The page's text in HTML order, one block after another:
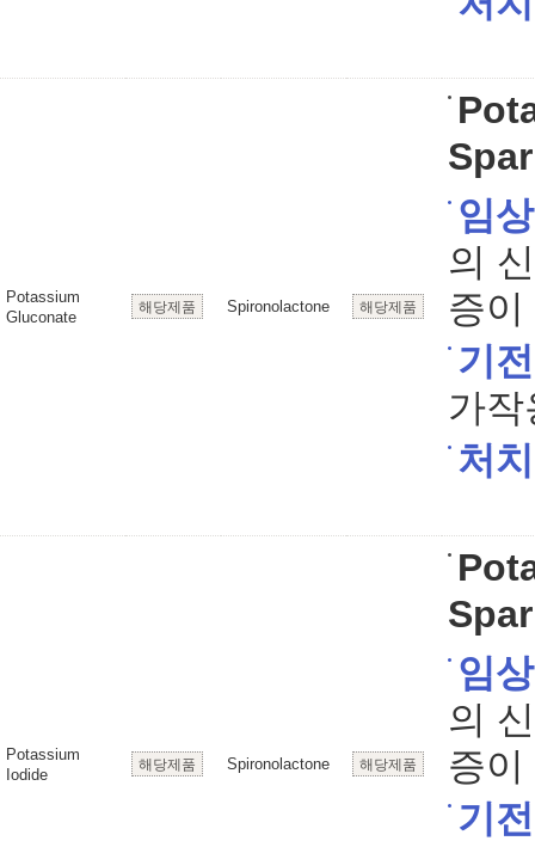
Potassium
Gluconate
해당제품 Spironolactone 해당제품
임
의
증
기전
가
처치
Potassium
Iodide
해당제품 Spironolactone 해당제품
임
의
증
기전